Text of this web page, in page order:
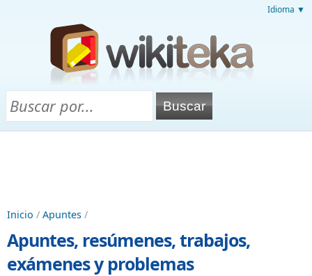
Idioma ▼
Inicio / Apuntes /
Apuntes, resúmenes, trabajos,
exámenes y problemas